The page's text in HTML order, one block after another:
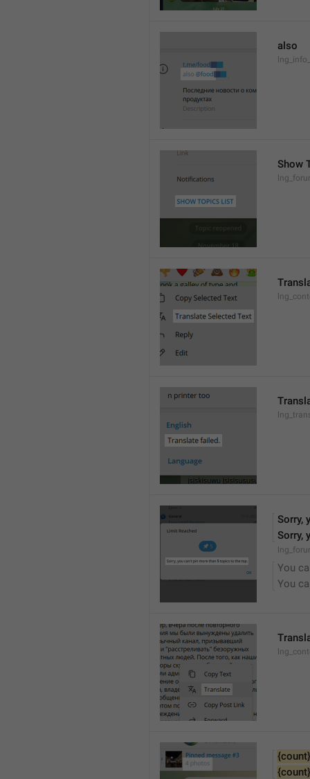
also
Show
Sorry,
Sorry,
You
You
{count}
{count}